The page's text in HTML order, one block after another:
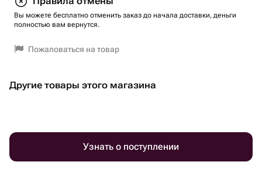
Вы можете бесплатно отменить заказ до начала доставки, деньги
полностью вам вернутся.
Пожаловаться на товар
Другие товары этого магазина
Узнать о поступлении